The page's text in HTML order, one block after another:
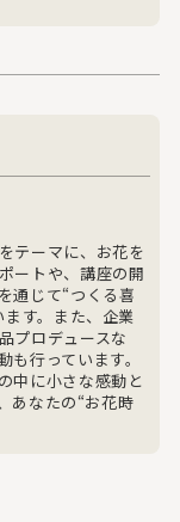
テーマに、お花を
ートや、講座の開
通じて“つくる喜
す。また、企業
プロデュースな
行っています。
中に小さな感動と
あなたの“お花時